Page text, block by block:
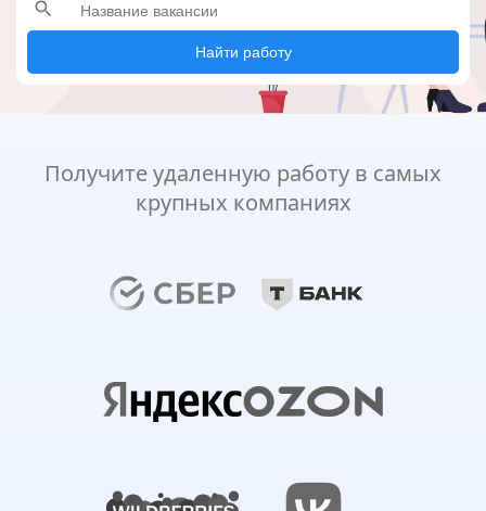
search
Найти работу
Получите удаленную работу в самых
крупных компаниях